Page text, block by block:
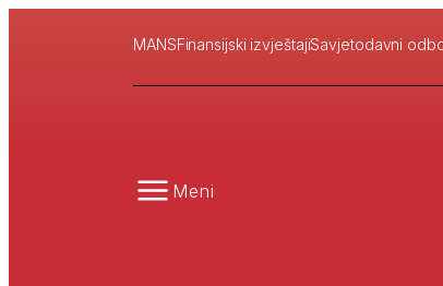
MANSFinansijski izvještajiSavjetodavni
Meni